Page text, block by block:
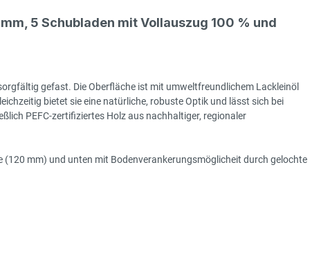
5 Schubladen mit Vollauszug 100 % und
gefast. Die Oberfläche ist mit umweltfreundlichem Lackleinöl
bietet sie eine natürliche, robuste Optik und lässt sich bei
PEFC-zertifiziertes Holz aus nachhaltiger, regionaler
mm) und unten mit Bodenverankerungsmöglicheit durch gelochte